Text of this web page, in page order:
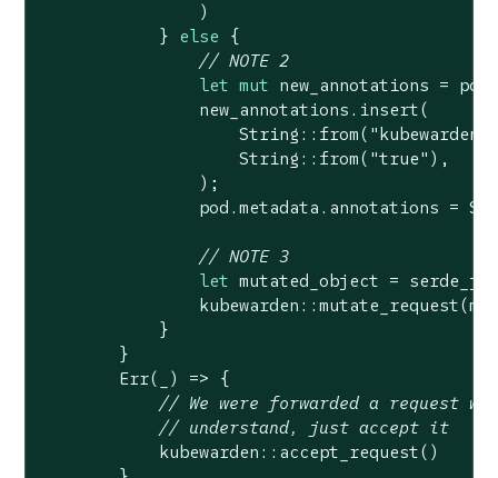
                )
            }
else {
// NOTE 2
let mut new_annotations =
                new_annotations.insert(
String ::from(
String ::from( "true" ),
                );
                pod.metadata.annotations =
// NOTE 3
let mutated_object =
            }
        }
Err(_) => {
// We were forwarded a request we
// understand, just accept it
            kubewarden::accept_request()